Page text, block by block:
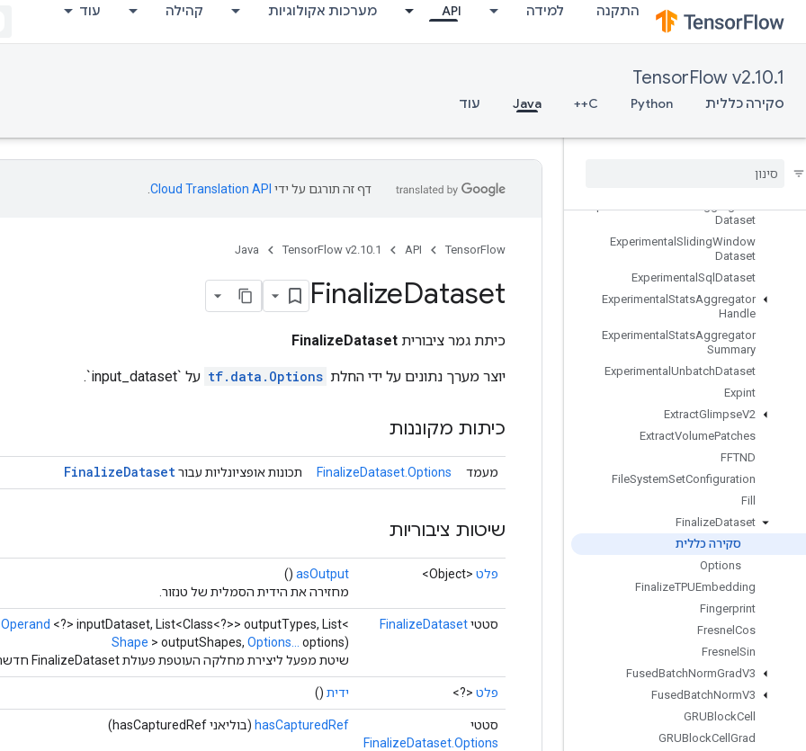
התקנה למידה API מערכות אקולוגיות קהילה עוד
TensorFlow v2.10.1
סקירה כללית Python
C++
Java עוד
ExperimentalLatencyStatsDataset
ExperimentalMatchingFilesDatase
t
ExperimentalMaxIntraOpParallelis
mDataset
ExperimentalParseExampleDataset
Dataset
Dataset
Experimental SlidingWindow
Dataset
Experimental Sql Dataset
Experimental StatsAggregator
Handle
Experimental StatsAggregator
Summary
Experimental UnbatchDataset
Expint
ExtractGlimpseV2
ExtractVolumePatches
FFTND
FileSystemSetConfiguration
Fill
FinalizeDataset
סקירה כללית
Options
FinalizeTPUEmbedding
Fingerprint
Fresnel Cos
Fresnel Sin
FusedBatchNormGradV3
FusedBatchNormV3
GRUBlockCell
GRUBlockCell Grad
דף זה תורגם על ידי Cloud Translation API
TensorFlow
API
TensorFlow v2.10.1
Java
FinalizeDataset
כיתת גמר ציבורית FinalizeDataset
יוצר מערך נתונים על ידי החלת tf.data.Options על `input_dataset`.
כיתות מקוננות
מעמד FinalizeDataset.Options תכונות אופציונליות עבור FinalizeDataset
שיטות ציבוריות
פלט <Object>
asOutput
()
מחזירה את הידית הסמלית של טנזור.
סטטיFinalizeDataset
Operand <?> inputDataset, List<Class<?>> outputTypes, List<
Shape > outputShapes, Options...
options)
שיטת מפעל ליצירת מחלקה העוטפת פעולת FinalizeDataset חדשה.
פלט <?> ידית ()
סטטי
FinalizeDataset.Options
hasCapturedRef (בוליאני hasCapturedRef)